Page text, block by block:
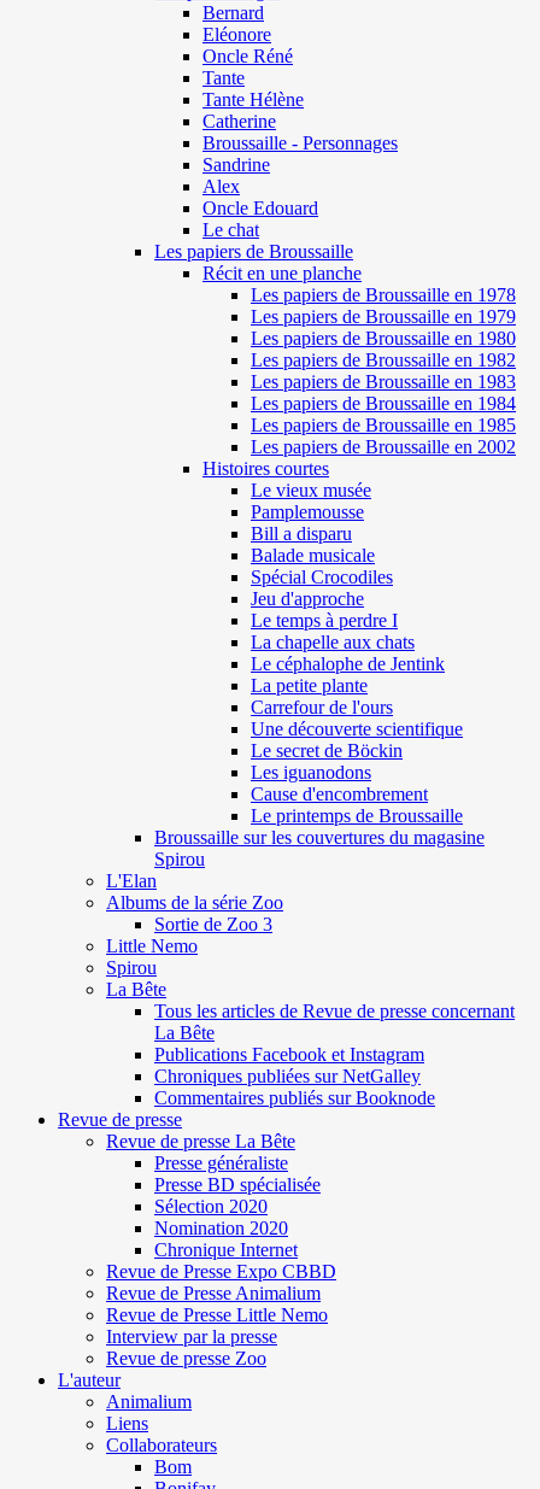
Bernard
Eléonore
Oncle Réné
Tante
Tante Hélène
Catherine
Broussaille - Personnages
Sandrine
Alex
Oncle Edouard
Le chat
Les papiers de Broussaille
Récit en une planche
Les papiers de Broussaille en 1978
Les papiers de Broussaille en 1979
Les papiers de Broussaille en 1980
Les papiers de Broussaille en 1982
Les papiers de Broussaille en 1983
Les papiers de Broussaille en 1984
Les papiers de Broussaille en 1985
Les papiers de Broussaille en 2002
Histoires courtes
Le vieux musée
Pamplemousse
Bill a disparu
Balade musicale
Spécial Crocodiles
Jeu d'approche
Le temps à perdre I
La chapelle aux chats
Le céphalophe de Jentink
La petite plante
Carrefour de l'ours
Une découverte scientifique
Le secret de Böckin
Les iguanodons
Cause d'encombrement
Le printemps de Broussaille
Broussaille sur les couvertures du magasine
Spirou
L'Elan
Albums de la série Zoo
Sortie de Zoo 3
Little Nemo
Spirou
La Bête
Tous les articles de Revue de presse concernant
La Bête
Publications Facebook et Instagram
Chroniques publiées sur NetGalley
Commentaires publiés sur Booknode
Revue de presse
Revue de presse La Bête
Presse généraliste
Presse BD spécialisée
Sélection 2020
Nomination 2020
Chronique Internet
Revue de Presse Expo CBBD
Revue de Presse Animalium
Revue de Presse Little Nemo
Interview par la presse
Revue de presse Zoo
L'auteur
Animalium
Liens
Collaborateurs
Bom